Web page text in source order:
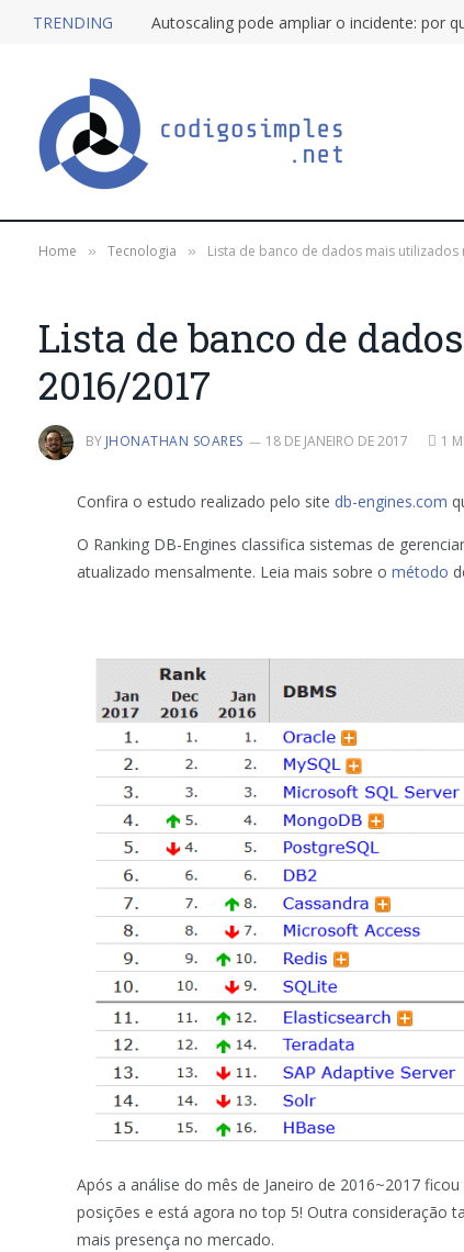
TRENDING
Home » Tecnologia » Lista de banco de dados mais utilizados
Lista de banco de
2016/2017
BY JHONATHAN SOARES 18 DE JANEIRO DE 2017 1
Confira o estudo realizado pelo site db-engines.com
O Ranking DB-Engines classifica sistemas de
atualizado mensalmente. Leia mais sobre ométodo
Após a análise do mês de Janeiro de 2016~2017
posições e está agora no top 5! Outra consideração
mais presença no mercado.